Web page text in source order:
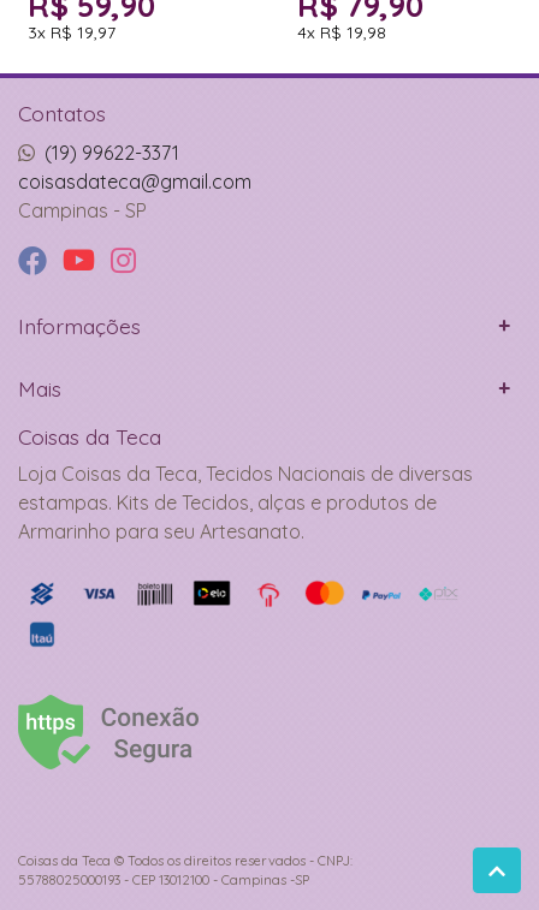
3x R$ 19,97 4x R$ 19,98
Contatos
(19) 99622-3371
coisasdateca@gmail.com
Campinas - SP
Informações
Mais
Coisas da Teca
Loja Coisas da Teca, Tecidos Nacionais de diversas
estampas. Kits de Tecidos, alças e produtos de
Armarinho para seu Artesanato.
Coisas da Teca © Todos os direitos reservados - CNPJ:
55788025000193 - CEP 13012100 - Campinas -SP